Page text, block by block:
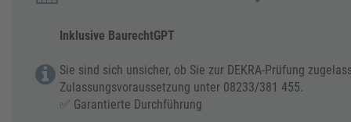
Inklusive BaurechtGPT
Sie sind sich unsicher, ob Sie zur DEKRA-Prüfung
Zulassungsvoraussetzung unter 08233/381 455.
✅ Garantierte Durchführung